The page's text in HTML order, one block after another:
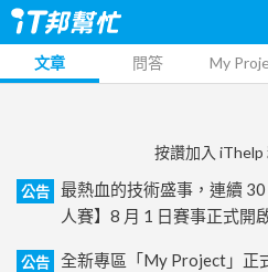
文章 問答 My
按讚加入 iThelp
公告
最熱血的技術盛事，連續
人賽】8 月 1 日賽事正式開
公告
全新專區「My Project」正